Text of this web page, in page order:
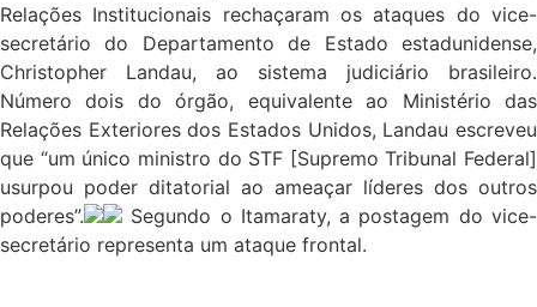
Relações Institucionais rechaçaram os ataques do vice-
secretário do Departamento de Estado estadunidense,
Christopher Landau, ao sistema judiciário brasileiro.
Número dois do órgão, equivalente ao Ministério das
Relações Exteriores dos Estados Unidos, Landau escreveu
que “um único ministro do STF [Supremo Tribunal Federal]
usurpou poder ditatorial ao ameaçar líderes dos outros
poderes”.
Segundo o Itamaraty, a postagem do vice-
secretário representa um ataque frontal.